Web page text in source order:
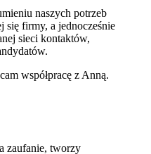
naszych potrzeb
się firmy, a jednocześnie
sieci kontaktów,
współpracę z Anną.
zaufanie, tworzy